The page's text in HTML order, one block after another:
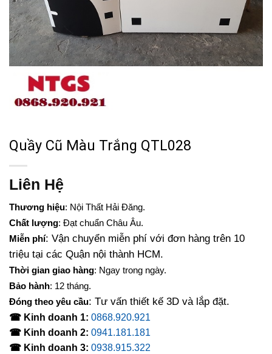
Quầy Cũ Màu Trắng QTL028
Liên Hệ
Thương hiệu: Nội Thất Hải Đăng.
Chất lượng: Đạt chuẩn Châu Âu.
Miễn phí: Vận chuyển miễn phí với đơn hàng trên 10
triệu tại các Quận nội thành HCM.
Thời gian giao hàng: Ngay trong ngày.
Bảo hành: 12 tháng.
Đóng theo yêu cầu: Tư vấn thiết kế 3D và lắp đặt.
☎ Kinh doanh 1: 0868.920.921
☎ Kinh doanh 2: 0941.181.181
☎ Kinh doanh 3: 0938.915.322